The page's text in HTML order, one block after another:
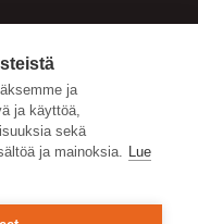
ja
ja käyttöä,
sekä
ja mainoksia. Lue